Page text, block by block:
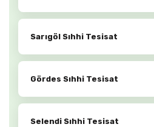
Sarıgöl Sıhhi Tesisat
Gördes Sıhhi Tesisat
Selendi Sıhhi Tesisat